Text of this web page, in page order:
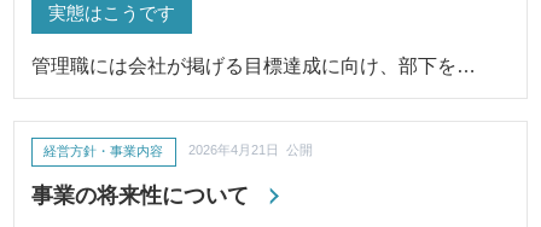
実態はこうです
管理職には会社が掲げる目標達成に向け、部下を…
事業の将来性について
経営方針・事業内容 2026年4月21日 公開